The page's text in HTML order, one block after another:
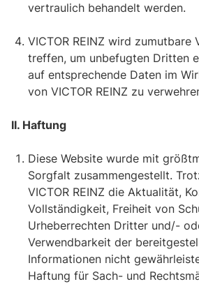
vertraulich behandelt werden.
VICTOR REINZ wird zumutbare
treffen, um unbefugten Dritten
auf entsprechende Daten im
von VICTOR REINZ zu
II. Haftung
Diese Website wurde mit
Sorgfalt zusammengestellt.
VICTOR REINZ die Aktualität,
Vollständigkeit, Freiheit von
Urheberrechten Dritter und/-
Verwendbarkeit der
Informationen nicht
Haftung für Sach- und